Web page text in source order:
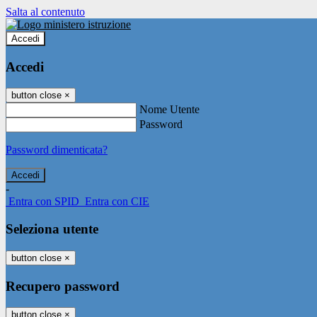
Salta al contenuto
Accedi
Accedi
button close ×
Nome Utente
Password
Password dimenticata?
-
Entra con SPID Entra con CIE
Seleziona utente
button close ×
Recupero password
button close ×